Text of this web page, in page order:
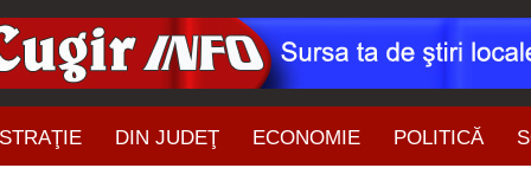
DIN JUDEŢ ECONOMIE POLITICĂ